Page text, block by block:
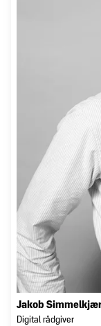
Jakob
Digital rådgiver